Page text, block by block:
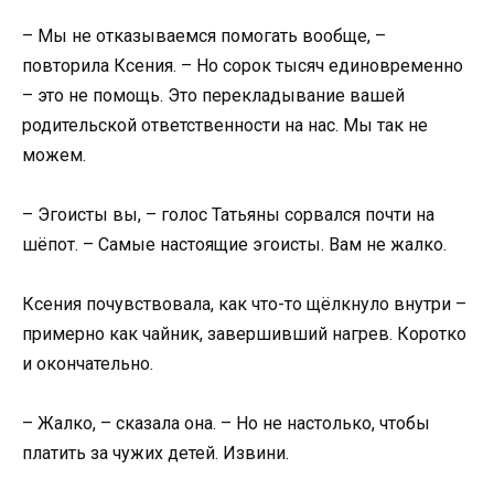
– Мы не отказываемся помогать вообще, –
повторила Ксения. – Но сорок тысяч единовременно
– это не помощь. Это перекладывание вашей
родительской ответственности на нас. Мы так не
можем.
– Эгоисты вы, – голос Татьяны сорвался почти на
шёпот. – Самые настоящие эгоисты. Вам не жалко.
Ксения почувствовала, как что-то щёлкнуло внутри –
примерно как чайник, завершивший нагрев. Коротко
и окончательно.
– Жалко, – сказала она. – Но не настолько, чтобы
платить за чужих детей. Извини.